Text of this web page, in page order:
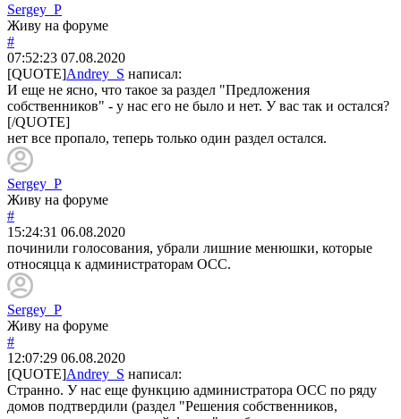
Sergey_P
Живу на форуме
#
07:52:23 07.08.2020
[QUOTE]Andrey_S написал:
И еще не ясно, что такое за раздел "Предложения
собственников" - у нас его не было и нет. У вас так и остался?
[/QUOTE]
нет все пропало, теперь только один раздел остался.
Sergey_P
Живу на форуме
#
15:24:31 06.08.2020
починили голосования, убрали лишние менюшки, которые
относяцца к администраторам ОСС.
Sergey_P
Живу на форуме
#
12:07:29 06.08.2020
[QUOTE]Andrey_S написал:
Странно. У нас еще функцию администратора ОСС по ряду
домов подтвердили (раздел "Решения собственников,